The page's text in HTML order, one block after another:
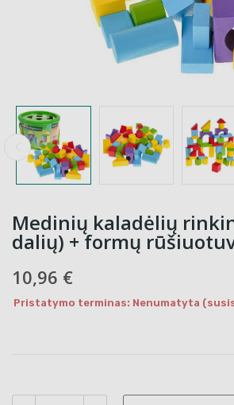
Medinių kaladėlių
dalių) + formų
10,96 €
Pristatymo terminas: Nenumatyta